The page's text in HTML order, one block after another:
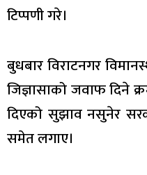
टिप्पणी गरे।
बुधबार विराटनगर
जिज्ञासाको जवाफ
दिएको सुझाव नसुनेर
समेत लगाए।